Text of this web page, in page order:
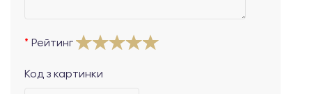
Рейтинг
Код з картинки